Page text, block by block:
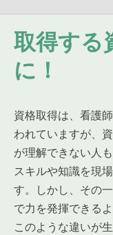
取得する
に！
資格取得は、看護
われていますが、
が理解できない人
スキルや知識を現
す。しかし、その
で力を発揮できる
このような違いが